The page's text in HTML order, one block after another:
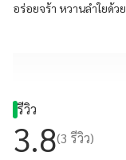
อร่อยจร้า​ หวานลำใยด้วย
รีวิว
3.8(3 รีวิว)